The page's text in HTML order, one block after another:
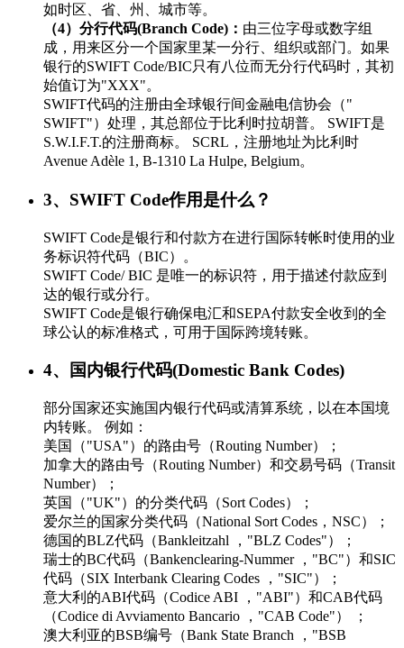
如时区、省、州、城市等。
（4）分行代码(Branch Code)： 由三位字母或数字组
成，用来区分一个国家里某一分行、组织或部门。如果
银行的SWIFT Code/BIC只有八位而无分行代码时，其初
始值订为"XXX"。
SWIFT代码的注册由全球银行间金融电信协会（"
SWIFT"）处理，其总部位于比利时拉胡普。 SWIFT是
S.W.I.F.T.的注册商标。 SCRL，注册地址为比利时
Avenue Adèle 1, B-1310 La Hulpe, Belgium。
3、SWIFT Code作用是什么？
SWIFT Code是银行和付款方在进行国际转帐时使用的业
务标识符代码（BIC）。
SWIFT Code/ BIC 是唯一的标识符，用于描述付款应到
达的银行或分行。
SWIFT Code是银行确保电汇和SEPA付款安全收到的全
球公认的标准格式，可用于国际跨境转账。
4、国内银行代码(Domestic Bank Codes)
部分国家还实施国内银行代码或清算系统，以在本国境
内转账。 例如：
美国（"USA"）的路由号（Routing Number）；
加拿大的路由号（Routing Number）和交易号码（Transit
Number）；
英国（"UK"）的分类代码（Sort Codes）；
爱尔兰的国家分类代码（National Sort Codes，NSC）；
德国的BLZ代码（Bankleitzahl ，"BLZ Codes"）；
瑞士的BC代码（Bankenclearing-Nummer ，"BC"）和SIC
代码（SIX Interbank Clearing Codes ，"SIC"）；
意大利的ABI代码（Codice ABI ，"ABI"）和CAB代码
（Codice di Avviamento Bancario ，"CAB Code"） ；
澳大利亚的BSB编号（Bank State Branch ，"BSB